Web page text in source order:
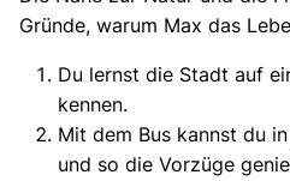
Gründe, warum Max das
Du lernst die Stadt auf
kennen.
Mit dem Bus kannst du
und so die Vorzüge